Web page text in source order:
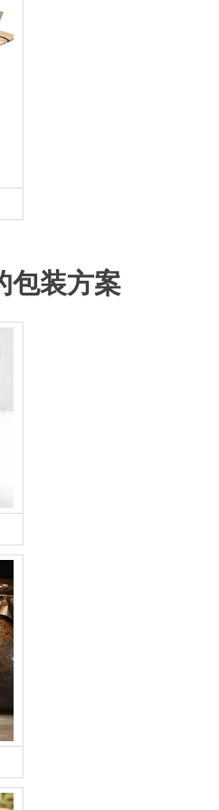
包装方案